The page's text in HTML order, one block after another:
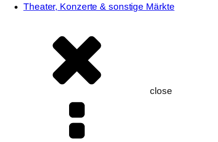
Theater, Konzerte & sonstige Märkte
close